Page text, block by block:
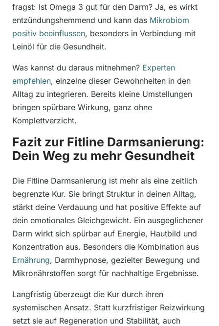
fragst: Ist Omega 3 gut für den Darm? Ja, es wirkt
entzündungshemmend und kann das Mikrobiom
positiv beeinflussen, besonders in Verbindung mit
Leinöl für die Gesundheit.
Was kannst du daraus mitnehmen? Experten
empfehlen, einzelne dieser Gewohnheiten in den
Alltag zu integrieren. Bereits kleine Umstellungen
bringen spürbare Wirkung, ganz ohne
Komplettverzicht.
Fazit zur Fitline Darmsanierung:
Dein Weg zu mehr Gesundheit
Die Fitline Darmsanierung ist mehr als eine zeitlich
begrenzte Kur. Sie bringt Struktur in deinen Alltag,
stärkt deine Verdauung und hat positive Effekte auf
dein emotionales Gleichgewicht. Ein ausgeglichener
Darm wirkt sich spürbar auf Energie, Hautbild und
Konzentration aus. Besonders die Kombination aus
Ernährung, Darmhypnose, gezielter Bewegung und
Mikronährstoffen sorgt für nachhaltige Ergebnisse.
Langfristig überzeugt die Kur durch ihren
systemischen Ansatz. Statt kurzfristiger Reizwirkung
setzt sie auf Regeneration und Stabilität, auch